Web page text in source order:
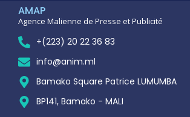
AMAP
Agence Malienne de Presse et Publicité
+(223) 20 22 36 83
info@anim.ml
Bamako Square Patrice LUMUMBA
BP141, Bamako - MALI